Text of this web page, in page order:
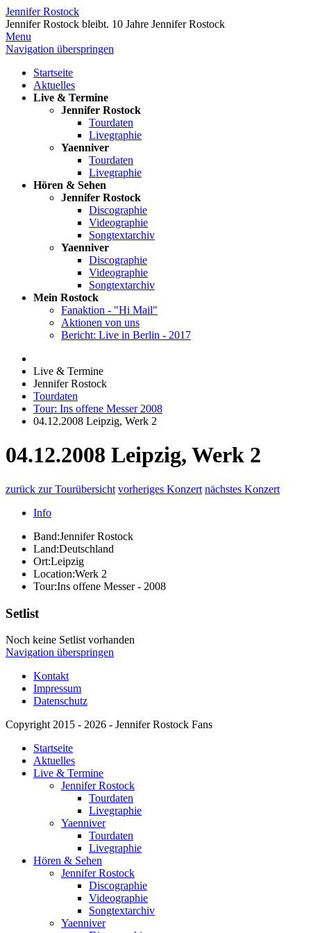
Jennifer Rostock
Jennifer Rostock bleibt. 10 Jahre Jennifer Rostock
Menu
Navigation überspringen
Startseite
Aktuelles
Live & Termine
Jennifer Rostock
Tourdaten
Livegraphie
Yaenniver
Tourdaten
Livegraphie
Hören & Sehen
Jennifer Rostock
Discographie
Videographie
Songtextarchiv
Yaenniver
Discographie
Videographie
Songtextarchiv
Mein Rostock
Fanaktion - "Hi Mail"
Aktionen von uns
Bericht: Live in Berlin - 2017
Live & Termine
Jennifer Rostock
Tourdaten
Tour: Ins offene Messer 2008
04.12.2008 Leipzig, Werk 2
04.12.2008 Leipzig, Werk 2
zurück zur Tourübersicht vorheriges Konzert nächstes Konzert
Info
Band:Jennifer Rostock
Land:Deutschland
Ort:Leipzig
Location:Werk 2
Tour:Ins offene Messer - 2008
Setlist
Noch keine Setlist vorhanden
Navigation überspringen
Kontakt
Impressum
Datenschutz
Copyright 2015 - 2026 - Jennifer Rostock Fans
Startseite
Aktuelles
Live & Termine
Jennifer Rostock
Tourdaten
Livegraphie
Yaenniver
Tourdaten
Livegraphie
Hören & Sehen
Jennifer Rostock
Discographie
Videographie
Songtextarchiv
Yaenniver